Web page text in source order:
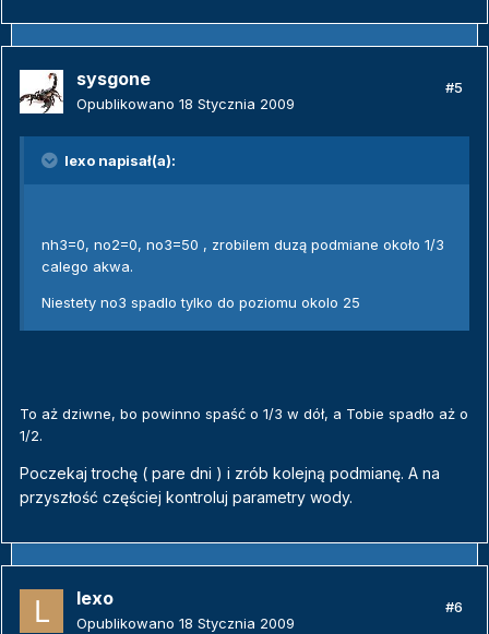
sysgone
Opublikowano 18 Stycznia 2009
#5
lexo napisał(a):
nh3=0, no2=0, no3=50 , zrobilem duzą podmiane około 1/3
calego akwa.
Niestety no3 spadlo tylko do poziomu okolo 25
To aż dziwne, bo powinno spaść o 1/3 w dół, a Tobie spadło aż o
1/2.
Poczekaj trochę ( pare dni ) i zrób kolejną podmianę. A na
przyszłość częściej kontroluj parametry wody.
lexo
Opublikowano 18 Stycznia 2009
#6